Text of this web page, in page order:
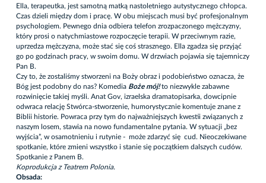
Ella, terapeutka, jest samotną matką nastoletniego autystycznego chłopca.
Czas dzieli między dom i pracę. W obu miejscach musi być profesjonalnym
psychologiem. Pewnego dnia odbiera telefon zrozpaczonego mężczyzny,
który prosi o natychmiastowe rozpoczęcie terapii. W przeciwnym razie,
uprzedza mężczyzna, może stać się coś strasznego. Ella zgadza się przyjąć
go po godzinach pracy, w swoim domu. W drzwiach pojawia się tajemniczy
Pan B.
Czy to, że zostaliśmy stworzeni na Boży obraz i podobieństwo oznacza, że
Bóg jest podobny do nas? Komedia Boże mój!to niezwykle zabawne
rozwinięcie takiej myśli. Anat Gov, izraelska dramatopisarka, dowcipnie
odwraca relację Stwórca-stworzenie, humorystycznie komentuje znane z
Biblii historie. Powraca przy tym do najważniejszych kwestii związanych z
naszym losem, stawia na nowo fundamentalne pytania. W sytuacji „bez
wyjścia”, w osamotnieniu i rutynie - może zdarzyć się cud. Nieoczekiwane
spotkanie, które zmieni wszystko i stanie się początkiem dalszych cudów.
Spotkanie z Panem B.
Koprodukcja z Teatrem Polonia.
Obsada: